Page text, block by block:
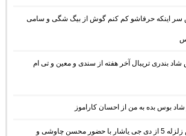
سر اینکه حرفاشو کم کنم گوش از بیگ شگی و سامی
شاد بندری تریبال آخر هفته از سندی و معین و تی ام
شاد بوس بده به من از احسان کاراموز
دانلود آهنگ ریمیکس زلزله 5 از دی جی یاشار با حضور محسن چاوشی و